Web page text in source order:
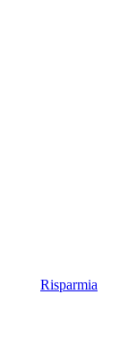
Risparmia